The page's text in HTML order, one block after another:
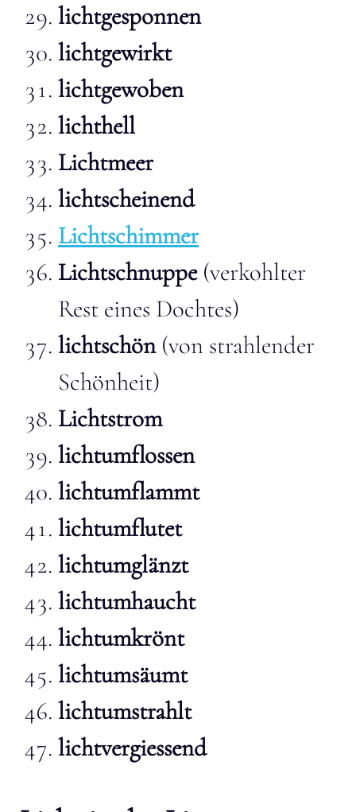
lichtgesponnen
lichtgewirkt
lichtgewoben
lichthell
Lichtmeer
lichtscheinend
Lichtschimmer
Lichtschnuppe(verkohlter
Rest eines Dochtes)
lichtschön(von strahlender
Schönheit)
Lichtstrom
lichtumflossen
lichtumflammt
lichtumflutet
lichtumglänzt
lichtumhaucht
lichtumkrönt
lichtumsäumt
lichtumstrahlt
lichtvergiessend